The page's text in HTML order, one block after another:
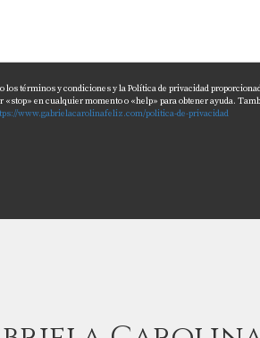
los términos y condiciones y la Política de privacidad
«stop» en cualquier momento o «help» para obtener ayuda.
www.gabrielacarolinafeliz.com/politica-de-privacidad